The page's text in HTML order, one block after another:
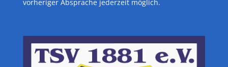
vorheriger Absprache jederzeit möglich.